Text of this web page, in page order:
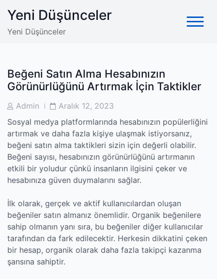
content
Yeni Düşünceler
Yeni Düşünceler
Beğeni Satın Alma Hesabınızın
Görünürlüğünü Artırmak İçin Taktikler
PostAdmin
PostAralık 12, 2023
Sosyal medya platformlarında hesabınızın popülerliğini
artırmak ve daha fazla kişiye ulaşmak istiyorsanız,
beğeni satın alma taktikleri sizin için değerli olabilir.
Beğeni sayısı, hesabınızın görünürlüğünü artırmanın
etkili bir yoludur çünkü insanların ilgisini çeker ve
hesabınıza güven duymalarını sağlar.
İlk olarak, gerçek ve aktif kullanıcılardan oluşan
beğeniler satın almanız önemlidir. Organik beğenilere
sahip olmanın yanı sıra, bu beğeniler diğer kullanıcılar
tarafından da fark edilecektir. Herkesin dikkatini çeken
bir hesap, organik olarak daha fazla takipçi kazanma
şansına sahiptir.